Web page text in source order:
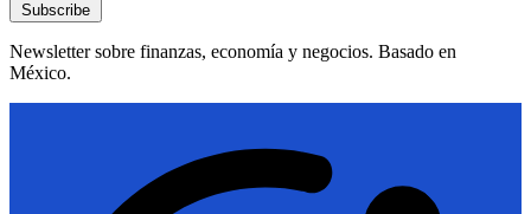
Subscribe
Newsletter sobre finanzas, economía y negocios. Basado en
México.